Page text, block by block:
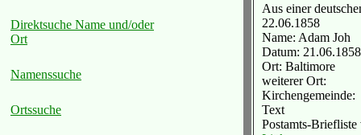
Direktsuche Name und/oder
Ort
Namenssuche
Ortssuche
Aus einer
22.06.1858
Name: Adam Joh
Datum: 21.06.1858
Ort: Baltimore
weiterer Ort:
Kirchengemeinde:
Text
Postamts-